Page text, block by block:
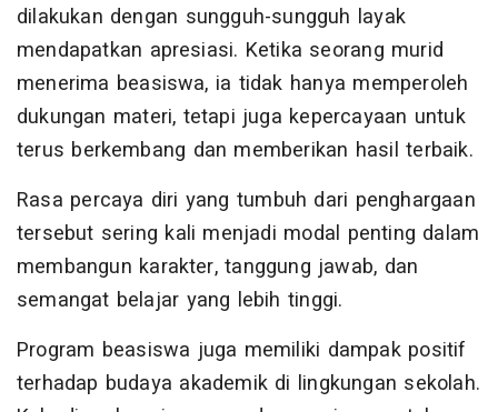
dilakukan dengan sungguh-sungguh layak
mendapatkan apresiasi. Ketika seorang murid
menerima beasiswa, ia tidak hanya memperoleh
dukungan materi, tetapi juga kepercayaan untuk
terus berkembang dan memberikan hasil terbaik.
Rasa percaya diri yang tumbuh dari penghargaan
tersebut sering kali menjadi modal penting dalam
membangun karakter, tanggung jawab, dan
semangat belajar yang lebih tinggi.
Program beasiswa juga memiliki dampak positif
terhadap budaya akademik di lingkungan sekolah.